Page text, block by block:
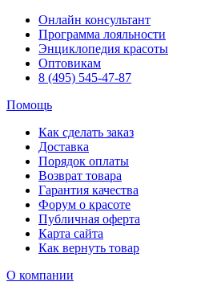
Онлайн консультант
Программа лояльности
Энциклопедия красоты
Оптовикам
8 (495) 545-47-87
Помощь
Как сделать заказ
Доставка
Порядок оплаты
Возврат товара
Гарантия качества
Форум о красоте
Публичная оферта
Карта сайта
Как вернуть товар
О компании